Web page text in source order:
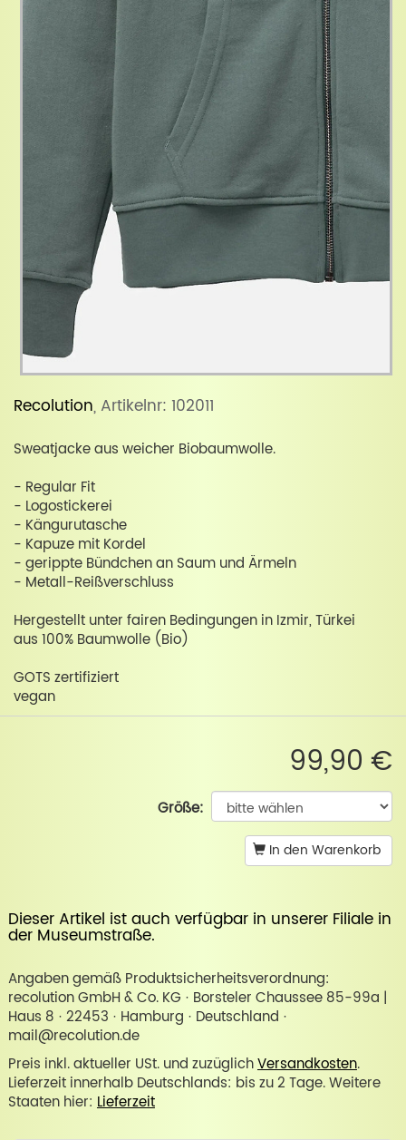
Recolution, Artikelnr: 102011
Sweatjacke aus weicher Biobaumwolle.
- Regular Fit
- Logostickerei
- Kängurutasche
- Kapuze mit Kordel
- gerippte Bündchen an Saum und Ärmeln
- Metall-Reißverschluss
Hergestellt unter fairen Bedingungen in Izmir, Türkei
aus 100% Baumwolle (Bio)
GOTS zertifiziert
vegan
99,90 €
Größe:
In den Warenkorb
Dieser Artikel ist auch verfügbar in unserer Filiale in
der Museumstraße.
Angaben gemäß Produktsicherheitsverordnung:
recolution GmbH & Co. KG · Borsteler Chaussee 85-99a |
Haus 8 · 22453 · Hamburg · Deutschland ·
mail@recolution.de
Preis inkl. aktueller USt. und zuzüglichVersandkosten.
Lieferzeit innerhalb Deutschlands: bis zu 2 Tage. Weitere
Staaten hier: Lieferzeit